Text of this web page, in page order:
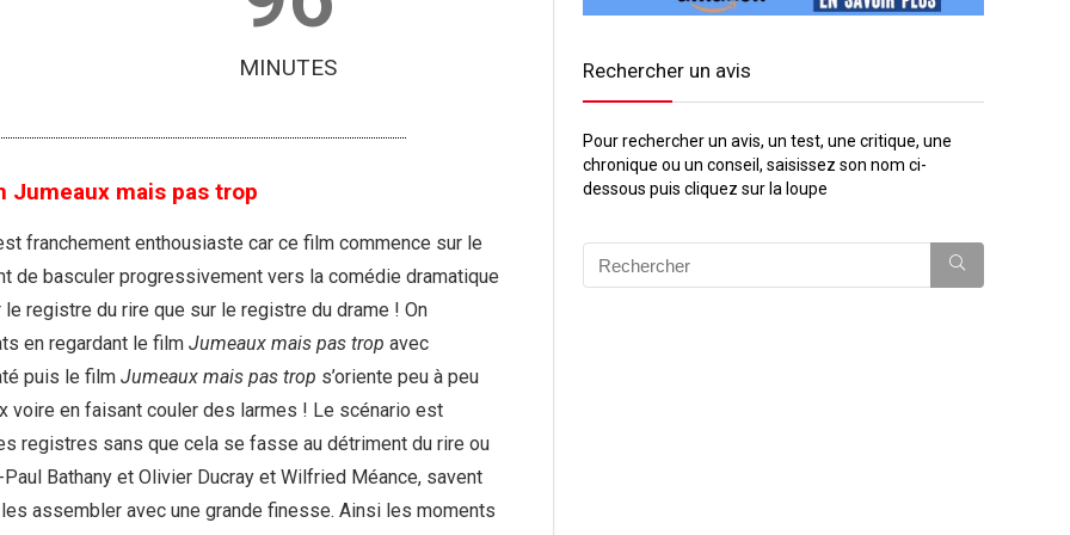
MINUTES
Jumeaux mais pas trop
franchement enthousiaste car ce film commence sur le
de basculer progressivement vers la comédie dramatique
registre du rire que sur le registre du drame ! On
en regardant le film Jumeaux mais pas trop avec
puis le film Jumeaux mais pas trop s’oriente peu à peu
voire en faisant couler des larmes ! Le scénario est
registres sans que cela se fasse au détriment du rire ou
Bathany et Olivier Ducray et Wilfried Méance, savent
assembler avec une grande finesse. Ainsi les moments
Rechercher un avis
Pour rechercher un avis, un test, une critique, une
chronique ou un conseil, saisissez son nom ci-
dessous puis cliquez sur la loupe